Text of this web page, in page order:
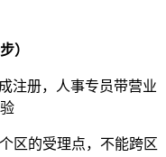
）
注册，人事专员带营业
区的受理点，不能跨区